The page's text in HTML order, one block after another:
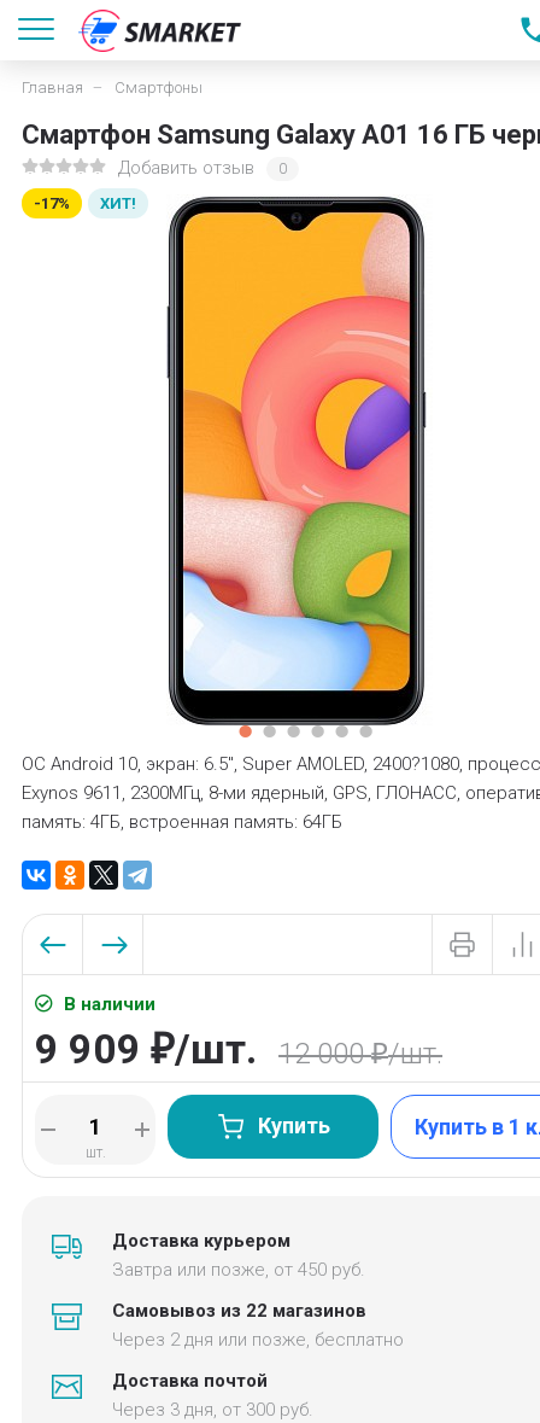
Главная Смартфоны
Смартфон Samsung Galaxy A01 16 ГБ
Добавить отзыв
0
-17%
ХИТ!
ОС Android 10, экран: 6.5", Super AMOLED, 2400?1080,
Exynos 9611, 2300МГц, 8-ми ядерный, GPS, ГЛОНАСС,
память: 4ГБ, встроенная память: 64ГБ
В наличии
9 909 ₽/шт. 12 000 ₽/шт.
шт.
Купить Купить в 1
Доставка курьером
Завтра или позже, от 450 руб.
Самовывоз из 22 магазинов
Через 2 дня или позже, бесплатно
Доставка почтой
Через 3 дня, от 300 руб.